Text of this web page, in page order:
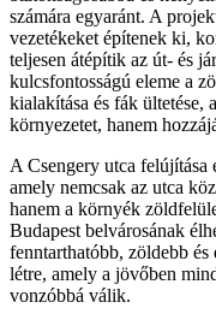
számára egyaránt. A
vezetékeket építenek ki,
teljesen átépítik az út- és
kulcsfontosságú eleme a
kialakítása és fák ültetése,
környezetet, hanem
A Csengery utca felújítása
amely nemcsak az utca
hanem a környék
Budapest belvárosának
fenntarthatóbb, zöldebb
létre, amely a jövőben
vonzóbbá válik.